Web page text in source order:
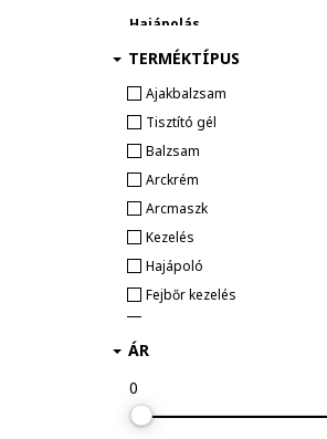
Hajápolás
Sampon
SMINK
Szájfények és ajakbalzsamok
Sampon
Hajkezelések és hajpakolások
Hajbalzsam
TERMÉKTÍPUS
Ajakbalzsam
Tisztító gél
Balzsam
Arckrém
Arcmaszk
Kezelés
Hajápoló
Fejbőr kezelés
Szérum
Napvédő krém
ÁR
0